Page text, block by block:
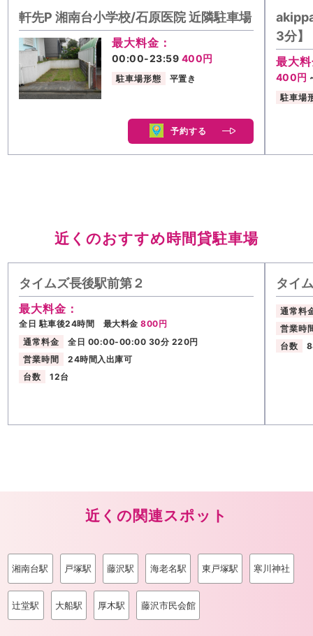
軒先P 湘南台小学校/石原医院 近隣駐車場
最大料金：
00:00-23:59 400円
駐車場形態 平置き
予約する
3分】
最大
400円
駐車場
近くのおすすめ時間貸駐車場
タイムズ長後駅前第２
最大料金：
全日 駐車後24時間 最大料金800円
通常料金
全日 00:00-00:00 30分 220円
営業時間
24時間入出庫可
台数
12台
タイ
通常料
営業時
台数
近くの関連スポット
湘南台駅 戸塚駅 藤沢駅 海老名駅 東戸塚駅 寒川神社
辻堂駅 大船駅 厚木駅 藤沢市民会館